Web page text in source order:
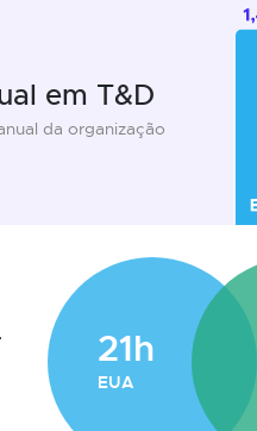
em T&D
da organização
21h
EUA